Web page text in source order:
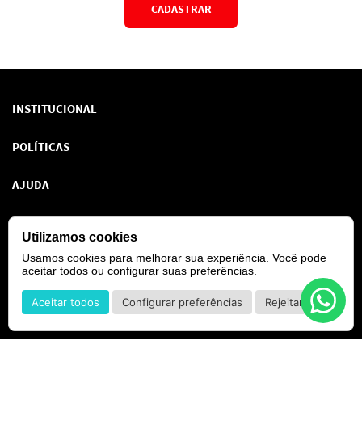
CADASTRAR
INSTITUCIONAL
Sobre Nós
Marcas
SAC de marcas
Como comprar
POLÍTICAS
Política de Privacidade
Troca e Devoluções
AJUDA
Atendimento Consultoras Loja Física
Utilizamos cookies
Usamos cookies para melhorar sua experiência. Você pode
aceitar todos ou configurar suas preferências.
Aceitar todos Configurar preferências Rejeitar